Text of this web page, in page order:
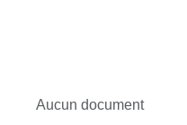
Aucun document